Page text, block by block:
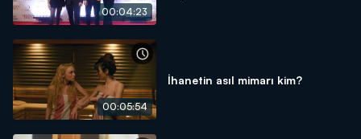
00:04:23
00:05:54
İhanetin asıl mimarı kim?